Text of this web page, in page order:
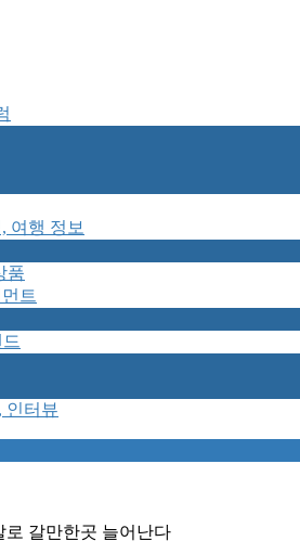
여행 정보
품
트
인터뷰
로 갈만한곳 늘어난다